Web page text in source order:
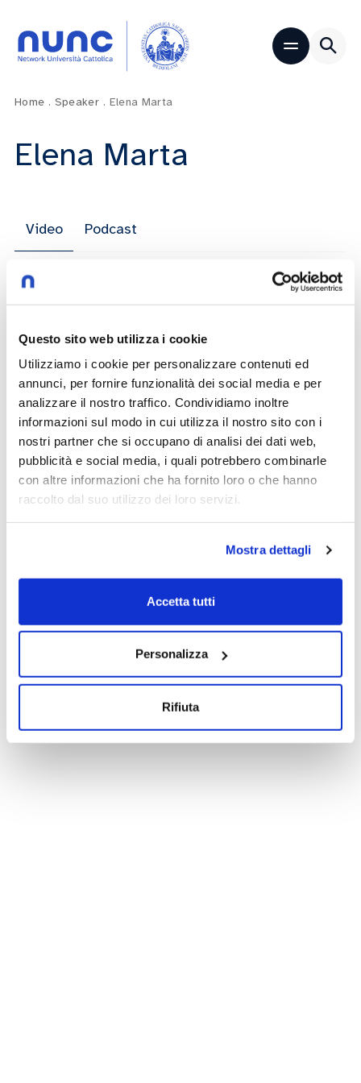
Questo sito web utilizza i cookie
Utilizziamo i cookie per personalizzare contenuti ed
annunci, per fornire funzionalità dei social media e per
analizzare il nostro traffico. Condividiamo inoltre
informazioni sul modo in cui utilizza il nostro sito con i
nostri partner che si occupano di analisi dei dati web,
pubblicità e social media, i quali potrebbero combinarle
con altre informazioni che ha fornito loro o che hanno
raccolto dal suo utilizzo dei loro servizi.
Mostra dettagli
Accetta tutti
Personalizza
Rifiuta
Home . Speaker . Elena Marta
Elena Marta
Video Podcast
Society for Prevention Research)
Elena Marta
10/11/2024
Rapporto Giovani